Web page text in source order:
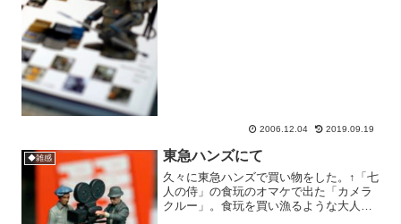
2006.12.04 2019.09.19
◆雑感 東急ハンズにて
久々に東急ハンズで買い物をした。↑「七
人の侍」の食玩のオマケで出た「カメラ
クルー」。食玩を買い漁るような大人だ